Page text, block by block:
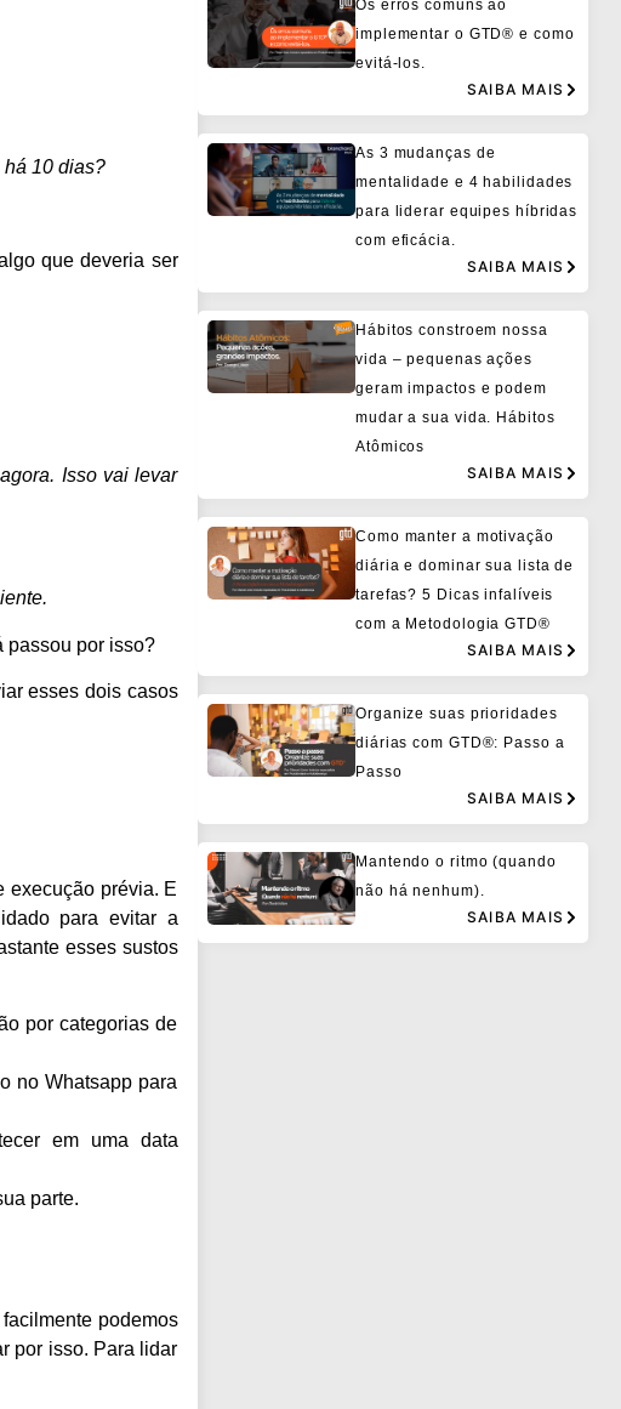
há 10 dias?
que deveria ser
Isso vai levar
passou por isso?
esses dois casos
execução prévia. E
para evitar a
esses sustos
por categorias de
no Whatsapp para
em uma data
parte.
podemos
por isso. Para lidar
Os erros comuns ao
implementar o GTD® e como
evitá-los.
SAIBA MAIS
As 3 mudanças de
mentalidade e 4 habilidades
para liderar equipes híbridas
com eficácia.
SAIBA MAIS
Hábitos constroem nossa
vida – pequenas ações
geram impactos e podem
mudar a sua vida. Hábitos
Atômicos
SAIBA MAIS
Como manter a motivação
diária e dominar sua lista de
tarefas? 5 Dicas infalíveis
com a Metodologia GTD®
SAIBA MAIS
Organize suas prioridades
diárias com GTD®: Passo a
Passo
SAIBA MAIS
Mantendo o ritmo (quando
não há nenhum).
SAIBA MAIS